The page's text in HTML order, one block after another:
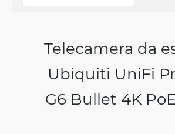
Telecamera da
Ubiquiti UniFi
G6 Bullet 4K